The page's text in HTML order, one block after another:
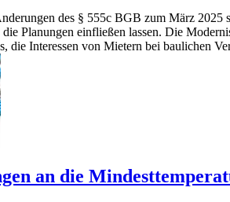
des § 555c BGB zum März 2025
Planungen einfließen lassen. Die
die Interessen von Mietern bei baulichen
an die